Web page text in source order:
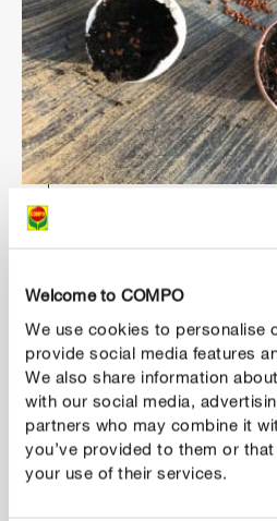
Welcome to COMPO
We use cookies to personalise
provide social media features
We also share information
with our social media,
partners who may combine it
you’ve provided to them or
your use of their services.
3
hoef je niet te bedekken met